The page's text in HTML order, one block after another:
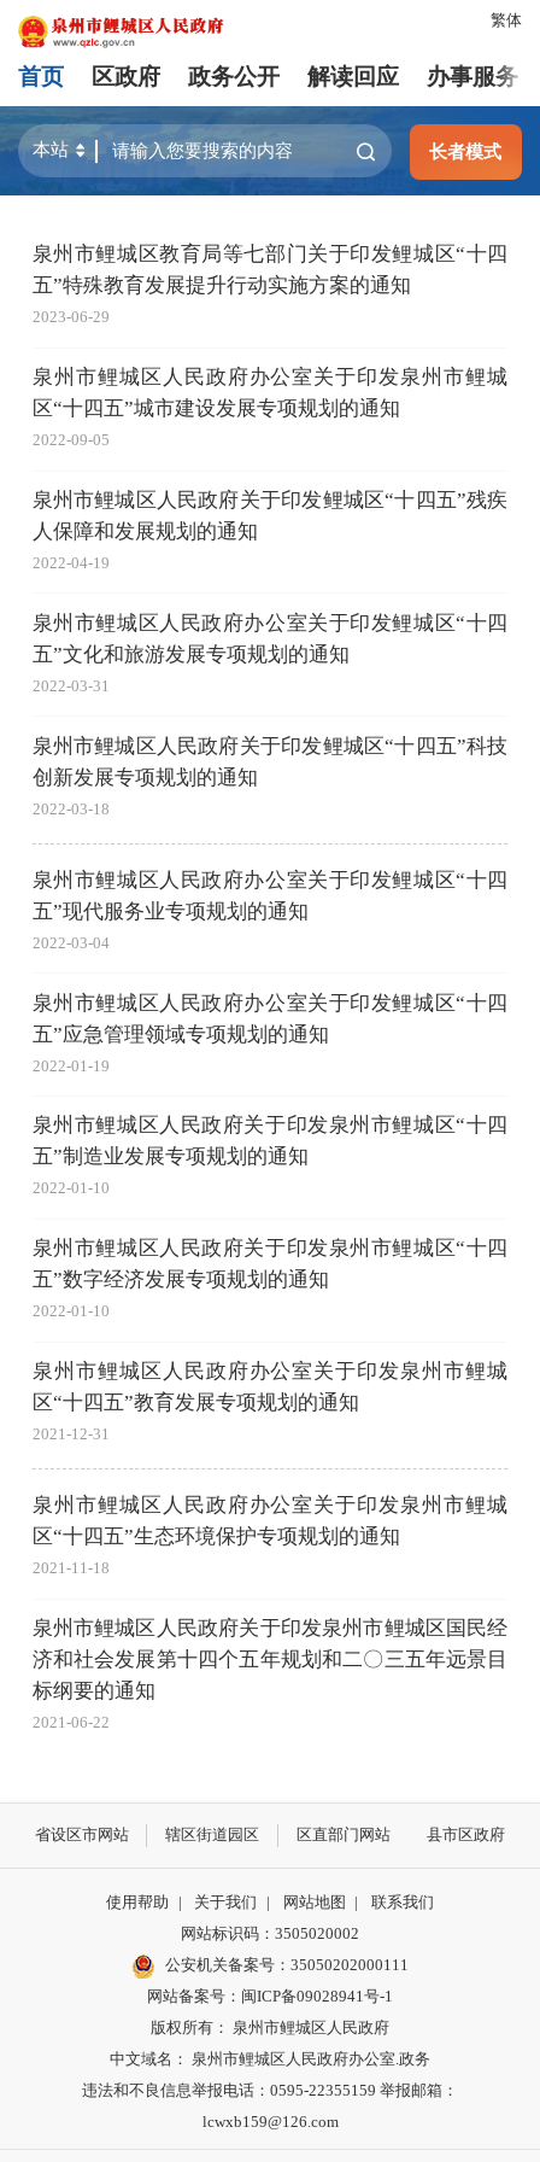
繁体
首页 区政府 政务公开 解读回应 办事服务
长者模式
泉州市鲤城区教育局等七部门关于印发鲤城区“十四
五”特殊教育发展提升行动实施方案的通知
2023-06-29
泉州市鲤城区人民政府办公室关于印发泉州市鲤城
区“十四五”城市建设发展专项规划的通知
2022-09-05
泉州市鲤城区人民政府关于印发鲤城区“十四五”残疾
人保障和发展规划的通知
2022-04-19
泉州市鲤城区人民政府办公室关于印发鲤城区“十四
五”文化和旅游发展专项规划的通知
2022-03-31
泉州市鲤城区人民政府关于印发鲤城区“十四五”科技
创新发展专项规划的通知
2022-03-18
泉州市鲤城区人民政府办公室关于印发鲤城区“十四
五”现代服务业专项规划的通知
2022-03-04
泉州市鲤城区人民政府办公室关于印发鲤城区“十四
五”应急管理领域专项规划的通知
2022-01-19
泉州市鲤城区人民政府关于印发泉州市鲤城区“十四
五”制造业发展专项规划的通知
2022-01-10
泉州市鲤城区人民政府关于印发泉州市鲤城区“十四
五”数字经济发展专项规划的通知
2022-01-10
泉州市鲤城区人民政府办公室关于印发泉州市鲤城
区“十四五”教育发展专项规划的通知
2021-12-31
泉州市鲤城区人民政府办公室关于印发泉州市鲤城
区“十四五”生态环境保护专项规划的通知
2021-11-18
泉州市鲤城区人民政府关于印发泉州市鲤城区国民经
济和社会发展第十四个五年规划和二〇三五年远景目
标纲要的通知
2021-06-22
省设区市网站 辖区街道园区 区直部门网站 县市区政府
使用帮助 | 关于我们 | 网站地图 |
联系我们
网站标识码：3505020002
公安机关备案号：35050202000111
网站备案号：闽ICP备09028941号-1
版权所有： 泉州市鲤城区人民政府
中文域名： 泉州市鲤城区人民政府办公室.政务
违法和不良信息举报电话：0595-22355159 举报邮箱：
lcwxb159@126.com